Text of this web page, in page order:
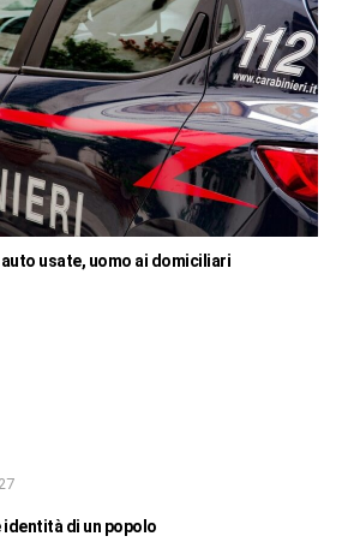
usate, uomo ai domiciliari
di un popolo